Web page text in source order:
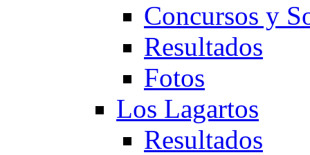
Concursos y
Resultados
Fotos
Los Lagartos
Resultados